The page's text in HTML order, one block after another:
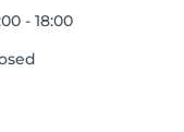
- 18:00